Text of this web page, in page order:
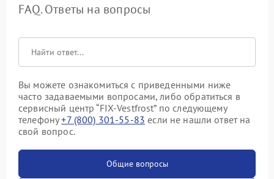
FAQ. Ответы на вопросы
Вы можете ознакомиться с приведенными ниже
часто задаваемыми вопросами, либо обратиться в
сервисный центр “FIX-Vestfrost” по следующему
телефону+7 (800) 301-55-83 если не нашли ответ на
свой вопрос.
Общие вопросы